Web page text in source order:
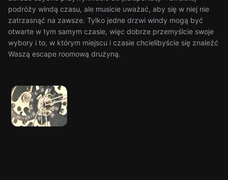
podróży windą czasu, ale musicie uważać, aby się w niej nie
zatrzasnąć na zawsze. Tylko jedne drzwi windy mogą być
otwarte w tym samym czasie, więc dobrze przemyślcie swoje
wybory i to, w którym miejscu i czasie chcielibyście się znaleźć
Waszą escape roomową drużyną.